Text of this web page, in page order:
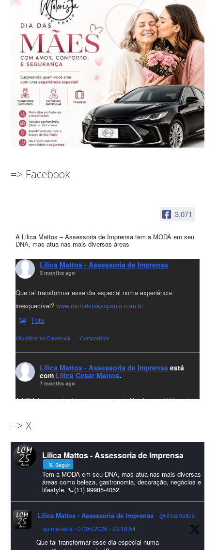
=> Facebook
3,071
A Lilica Mattos – Assessoria de Imprensa tem a MODA em seu
DNA, mas atua nas mais diversas áreas
Lilica Mattos - Assessoria de Imprensa
3 months ago
Que tal transformar esse dia especial numa experiência
inesquecível?www.motoristasaopaulo.com.br
Foto
Visualizar no Facebook · Compartilhar
Lilica Mattos - Assessoria de Imprensa está
com Lilica Cesar Mattos.
7 months ago
A LCM Assessoria deseja um excelente Natal e um 2026 repleto
amigos que sempre nos acompanham!🎄✨🥂❤️
#lcmassessoriassessoria#natal #merrychristmas #felizanonovo
#HappyNewYear
Foto
Visualizar no Facebook · Compartilhar
Lilica Mattos - Assessoria de Imprensa
9 months ago
A Abrafas - Associação Brasileira de Fibras Artificiais e
=> X
Lilica Mattos - Assessoria de Imprensa
Seguir
Tem a MODA em seu DNA, mas atua nas mais diversas
áreas como beleza, gastronomia, decoração, negócios e
lifestyle. 📞(11) 99985-4052
Lilica Mattos - Assessoria de Imprensa
@lilicamattos
·
quinta-feira - 07/05/2026 - 23:18:54
Que tal transformar esse dia especial numa